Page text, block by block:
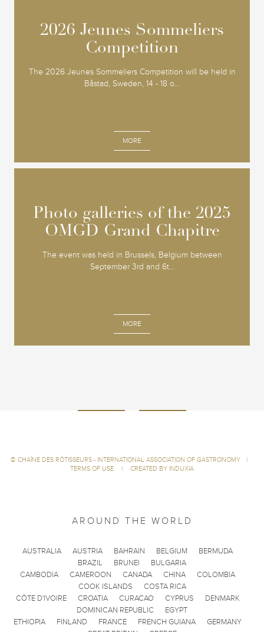
2026 Jeunes Sommeliers
Competition
The 2026 Jeunes Sommeliers Competition will be held in
Båstad, Sweden, 14 - 18 o...
MORE
2026 Jeunes Sommeliers
Competition
Photo galleries of the 2025
OMGD Grand Chapitre
The event was held in Brussels, Belgium between
September 3rd and 6t...
MORE
Photo galleries of the 2025
OMGD Grand Chapitre
© CHAÎNE DES RÔTISSEURS - INTERNATIONAL ASSOCIATION OF GASTRONOMY
|
TERMS OF USE
| CREATED BY INDUXIA
AROUND THE WORLD
AUSTRALIA AUSTRIA BAHRAIN BELGIUM
BERMUDA
BRAZIL
BRUNEI
BULGARIA
CAMBODIA
CAMEROON CANADA CHINA
COLOMBIA
COOK ISLANDS
COSTA RICA
CÔTE D'IVOIRE
CROATIA CURACAO CYPRUS
DENMARK
DOMINICAN REPUBLIC
EGYPT
ETHIOPIA
FINLAND FRANCE FRENCH GUIANA
GERMANY